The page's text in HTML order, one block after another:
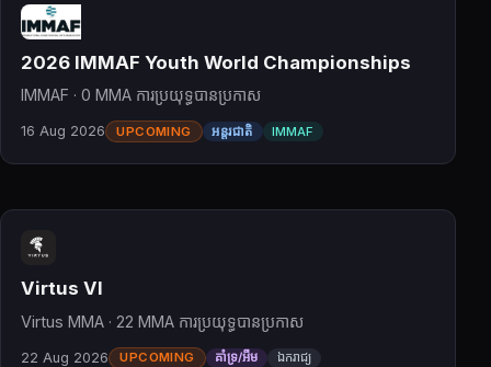
2026 IMMAF Youth World Championships
IMMAF · 0 MMA ការប្រយុទ្ធបានប្រកាស
16 Aug 2026 UPCOMING អន្តរជាតិ IMMAF
Virtus VI
Virtus MMA · 22 MMA ការប្រយុទ្ធបានប្រកាស
22 Aug 2026 UPCOMING គាំទ្រ/អឹម ឯករាជ្យ